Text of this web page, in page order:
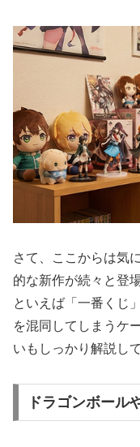
さて、ここからは気
的な新作が続々と登
といえば「一番くじ
を混同してしまうケ
いもしっかり解説し
ドラゴンボール